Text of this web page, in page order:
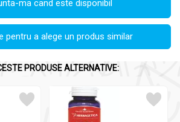
ma cand este disponibil
pentru a alege un produs similar
PRODUSE ALTERNATIVE: